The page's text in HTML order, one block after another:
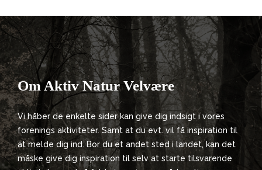
Om Aktiv Natur Velvære
Vi håber de enkelte sider kan give dig indsigt i vores
forenings aktiviteter. Samt at du evt. vil få inspiration til
at melde dig ind. Bor du et andet sted i landet, kan det
måske give dig inspiration til selv at starte tilsvarende